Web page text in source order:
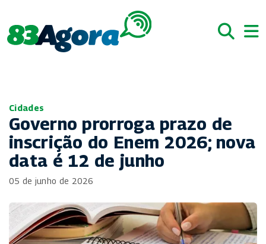
Cidades
Governo prorroga prazo de
inscrição do Enem 2026; nova
data é 12 de junho
05 de junho de 2026